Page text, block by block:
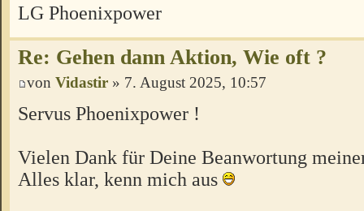
LG Phoenixpower
Re: Gehen dann Aktion, Wie oft ?
von Vidastir » 7. August 2025, 10:57
Servus Phoenixpower !
Vielen Dank für Deine Beanwortung
Alles klar, kenn mich aus